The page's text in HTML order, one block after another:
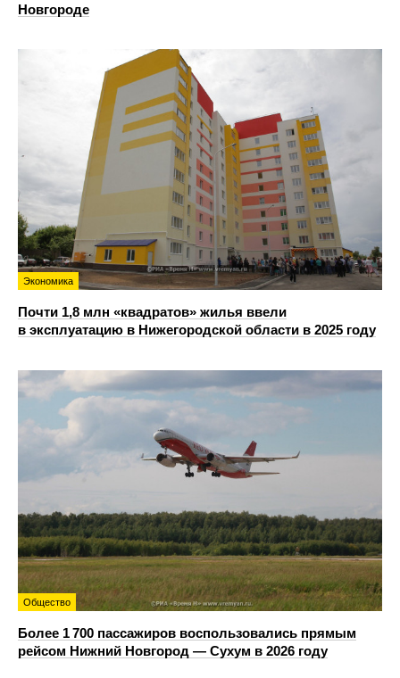
Новгороде
Экономика
Почти 1,8 млн «квадратов» жилья ввели
в эксплуатацию в Нижегородской области в 2025 году
Общество
Более 1 700 пассажиров воспользовались прямым
рейсом Нижний Новгород — Сухум в 2026 году